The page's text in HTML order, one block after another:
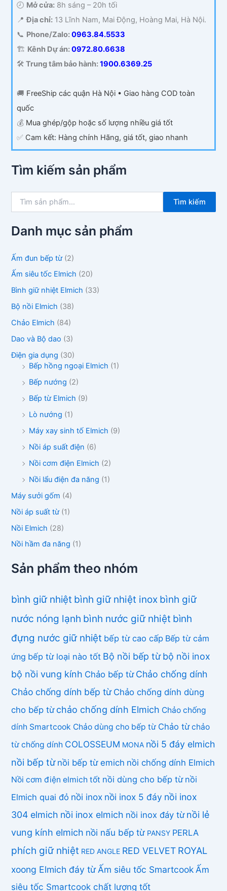
🕗 Mở cửa:8h sáng – 20h tối
📍Địa chỉ:13 Lĩnh Nam, Mai Động, Hoàng Mai, Hà Nội.
📞 Phone/Zalo:0963.84.5533
🏗️ Kênh Dự án:0972.80.6638
🛠️ Trung tâm bảo hành:1900.6369.25
🚚 FreeShip các quận Hà Nội • Giao hàng COD toàn
quốc
💰 Mua ghép/gộp hoặc số lượng nhiều giá tốt
✅ Cam kết: Hàng chính Hãng, giá tốt, giao nhanh
Tìm kiếm sản phẩm
k
i
m
Tìm kiếm
Danh mục sản phẩm
Ấm đun bếp từ (2)
Ấm siêu tốc Elmich (20)
Bình giữ nhiệt Elmich (33)
Bộ nồi Elmich (38)
Chảo Elmich (84)
Dao và Bộ dao (3)
Điện gia dụng (30)
Bếp hồng ngoại Elmich (1)
Bếp nướng (2)
Bếp từ Elmich (9)
Lò nướng (1)
Máy xay sinh tố Elmich (9)
Nồi áp suất điện (6)
Nồi cơm điện Elmich (2)
Nồi lẩu điện đa năng (1)
Máy sưởi gốm (4)
Nồi áp suất từ (1)
Nồi Elmich (28)
Nồi hầm đa năng (1)
Sản phẩm theo nhóm
bình giữ nhiệt bình giữ nhiệt inox bình giữ
nước nóng lạnh bình nước giữ nhiệt bình
đựng nước giữ nhiệt bếp từ cao cấp Bếp từ cảm
ứng bếp từ loại nào tốt Bộ nồi bếp từ bộ nồi inox
bộ nồi vung kính Chảo bếp từ Chảo chống dính
Chảo chống dính bếp từ Chảo chống dính dùng
cho bếp từ chảo chống dính Elmich Chảo chống
dính Smartcook Chảo dùng cho bếp từ Chảo từ chảo
từ chống dính COLOSSEUM MONA nồi 5 đáy elmich
nồi bếp từ nồi bếp từ emich nồi chống dính Elmich
Nồi cơm điện elmich tốt nồi dùng cho bếp từ nồi
Elmich quai đỏ nồi inox nồi inox 5 đáy nồi inox
304 elmich nồi inox elmich nồi inox đáy từ nồi lẻ
vung kính elmich nồi nấu bếp từ PANSY PERLA
phích giữ nhiệt RED ANGLE RED VELVET ROYAL
xoong Elmich đáy từẤm siêu tốc Smartcook Ấm
siêu tốc Smartcook chất lượng tốt